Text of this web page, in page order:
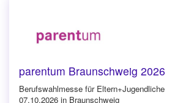
parentum Braunschweig 2026
Berufswahlmesse für Eltern+Jugendliche
07.10.2026 in Braunschweig